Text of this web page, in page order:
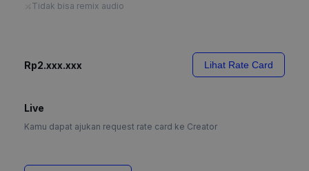
Tidak bisa remix audio
Rp2.xxx.xxx Lihat Rate Card
Live
Kamu dapat ajukan request rate card ke Creator